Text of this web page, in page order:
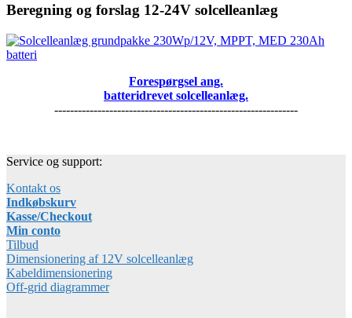
Beregning og forslag 12-24V solcelleanlæg
Forespørgsel ang.
batteridrevet solcelleanlæg.
--------------------------------------------------------------
Service og support:
Kontakt os
Indkøbskurv
Kasse/Checkout
Min conto
Tilbud
Dimensionering af 12V solcelleanlæg
Kabeldimensionering
Off-grid diagrammer